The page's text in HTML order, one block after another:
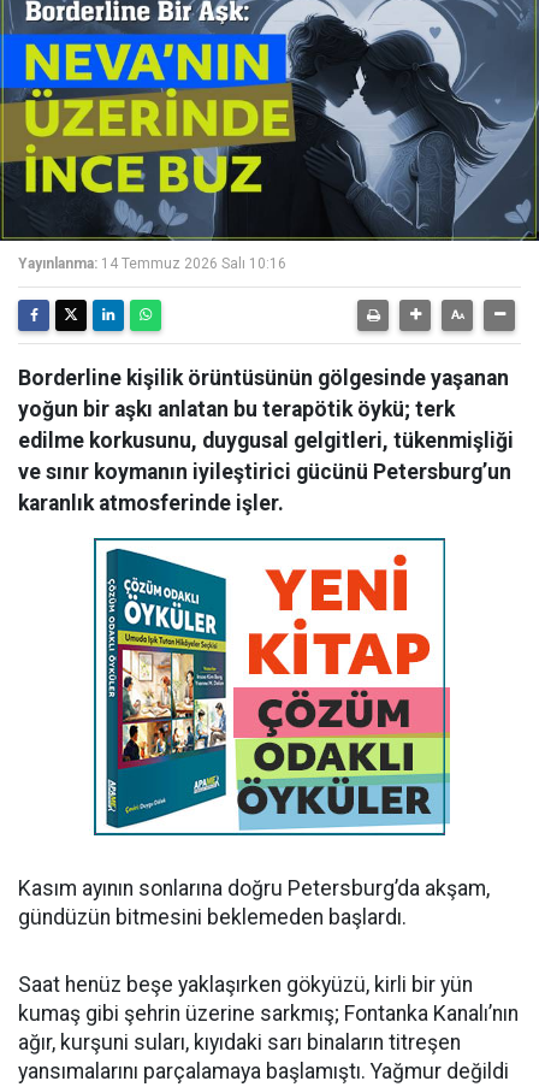
Yayınlanma: 14 Temmuz 2026 Salı 10:16
Borderline kişilik örüntüsünün gölgesinde yaşanan
yoğun bir aşkı anlatan bu terapötik öykü; terk
edilme korkusunu, duygusal gelgitleri, tükenmişliği
ve sınır koymanın iyileştirici gücünü Petersburg’un
karanlık atmosferinde işler.
Kasım ayının sonlarına doğru Petersburg’da akşam,
gündüzün bitmesini beklemeden başlardı.
Saat henüz beşe yaklaşırken gökyüzü, kirli bir yün
kumaş gibi şehrin üzerine sarkmış; Fontanka Kanalı’nın
ağır, kurşuni suları, kıyıdaki sarı binaların titreşen
yansımalarını parçalamaya başlamıştı. Yağmur değildi